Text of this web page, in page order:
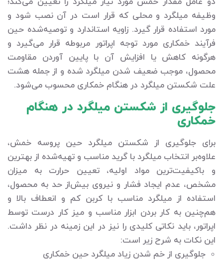
وظیفه میلگرد و محلی که قرار است در آن نصب شود و
مورد استفاده قرار گیرد. زاویه استاندارد و توصیه‌شده حین
فرآیند خمکاری مورد توجه اپراتور مربوطه قرار می‌گیرد و
هرگونه کاهش یا افزایش آن با پایین آوردن مقاومت
محصول، موجب ضعیف شدن میلگرد شده و از جمله هشت
علت شکستن میلگرد در هنگام خمکاری محسوب می‌شود.
جلوگیری از شکستن میلگرد در هنگام
خمکاری
برای جلوگیری از شکستن میلگرد حین پروسه خمش،
علاوه‌بر انتخاب میلگرد با گرید مناسب و تهیه‌شده از بهترین
و باکیفیت‌ترین مواد اولیه، تعیین حرارت به میزان
مشخص، عدم ایجاد فشار و نیروی بیش‌از حد به محصول،
استفاده از میلگرد مناسب با کربن کم و انعطاف بالا و
هم‌چنین به کار بردن ابزار مناسب و میز کار درست توسط
اپراتور، باید نکاتی کلیدی را نیز در این زمینه در نظر داشت.
این نکات به شرح زیر است:
جلوگیری از خم شدن زیاد میلگرد حین خمکاری